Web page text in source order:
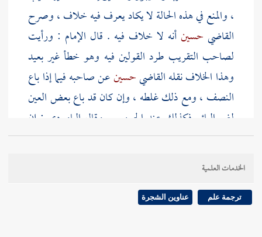
، والمنع في هذه الحالة لا يكاد يعرف فيه خلاف ، وصرح
القاضي حسينأنه لا خلاف فيه . قال الإمام : ورأيت
لصاحب التقريب طرد القولين فيه وهو خطأ غير بعيد
وهذا الخلاف نقله القاضيحسينعن صاحبه فيما إذا باع
النصف ، ومع ذلك غلطه ، وإن كان قد باع بعض العين
لغير البائع فكذلك عند الجمهور . وقال الماوردي : إن
جوزنا تفريق الصفقة فله رد ما بقي واسترجاع حصته ،
والتوقف حتى ينظر ما يئول إليه حاله . وحكى ذلك عن
نقل الشيخ
كما تقدم وغلطه ، ولم يطرد
الخدمات العلمية
ترجمة علم عناوين الشجرة